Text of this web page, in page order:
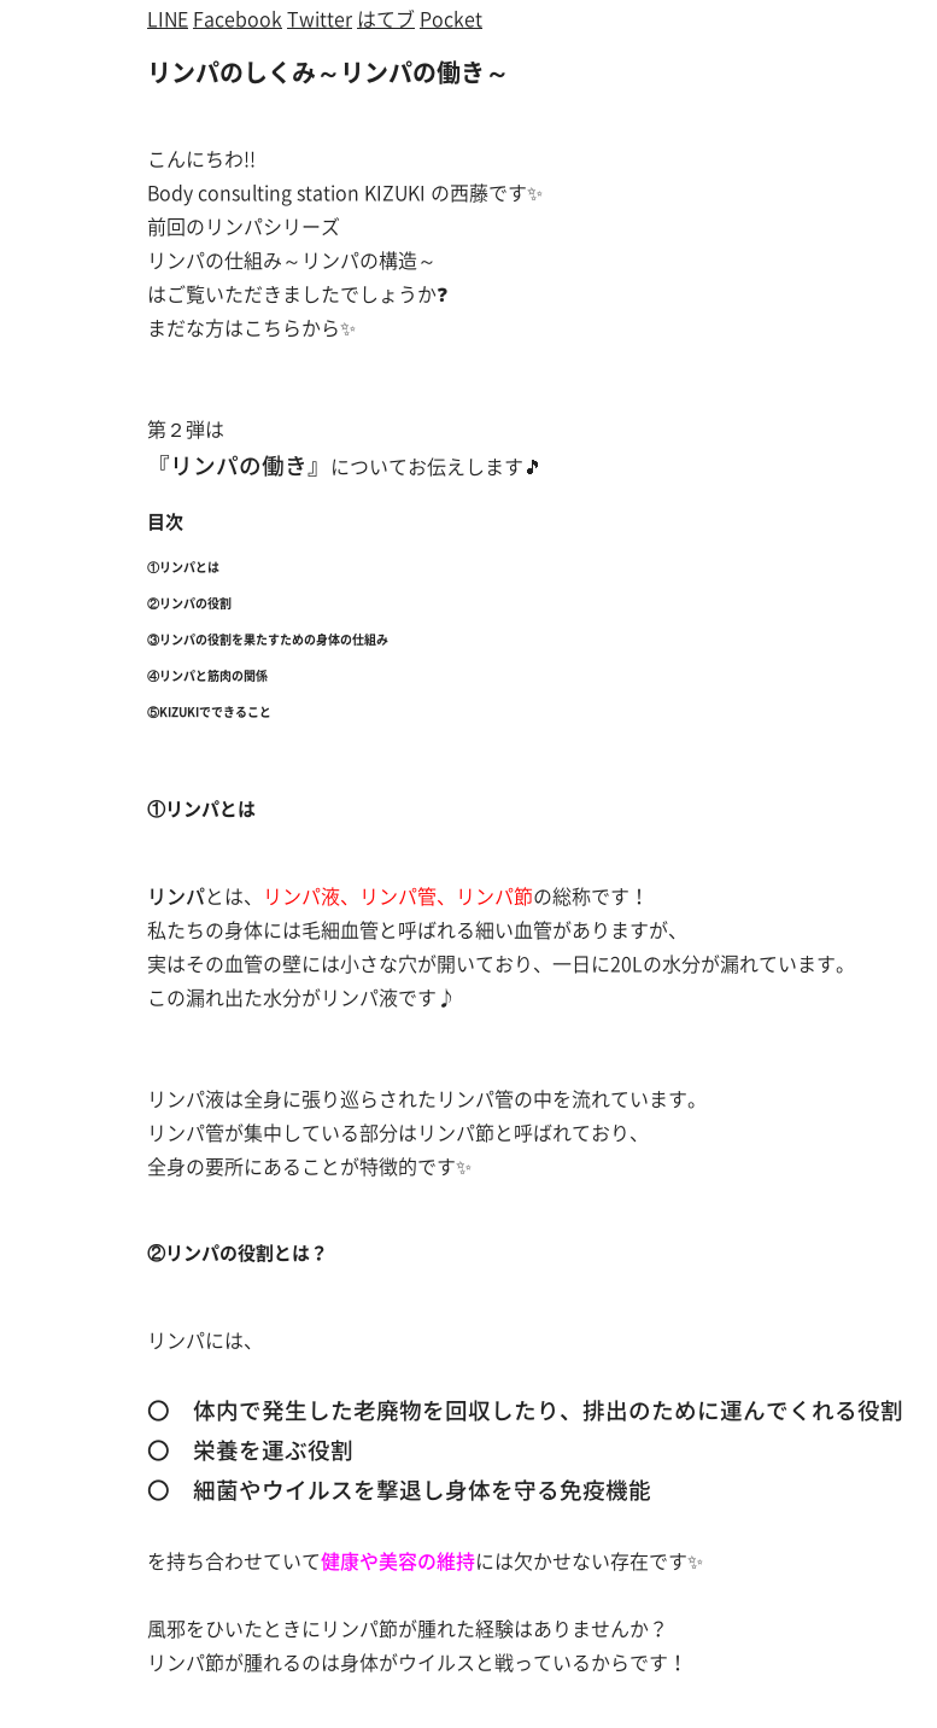
LINE Facebook Twitter はてブ Pocket
リンパのしくみ～リンパの働き～
こんにちわ!!
Body consulting station KIZUKI の西藤です✨
前回のリンパシリーズ
リンパの仕組み～リンパの構造～
はご覧いただきましたでしょうか❓
まだな方はこちらから✨
第２弾は
『リンパの働き』 についてお伝えします🎵
目次
①リンパとは
②リンパの役割
③リンパの役割を果たすための身体の仕組み
④リンパと筋肉の関係
⑤KIZUKIでできること
①リンパとは
リンパとは、 リンパ液、リンパ管、リンパ節の総称です！
私たちの身体には毛細血管と呼ばれる細い血管がありますが、
実はその血管の壁には小さな穴が開いており、一日に20Lの水分が漏れています。
この漏れ出た水分がリンパ液です♪
リンパ液は全身に張り巡らされたリンパ管の中を流れています。
リンパ管が集中している部分はリンパ節と呼ばれており、
全身の要所にあることが特徴的です✨
②リンパの役割とは？
リンパには、
〇 体内で発生した老廃物を回収したり、排出のために運んでくれる役割
〇 栄養を運ぶ役割
〇 細菌やウイルスを撃退し身体を守る免疫機能
を持ち合わせていて健康や美容の維持には欠かせない存在です✨
風邪をひいたときにリンパ節が腫れた経験はありませんか？
リンパ節が腫れるのは身体がウイルスと戦っているからです！